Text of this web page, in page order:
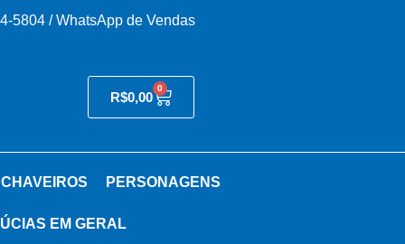
5804 / WhatsApp de Vendas
R$0,00
0
PERSONAGENS
EM GERAL